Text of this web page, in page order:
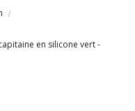
en silicone vert -